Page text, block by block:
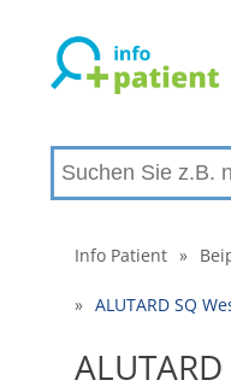
Info Patient »
» ALUTARD SQ